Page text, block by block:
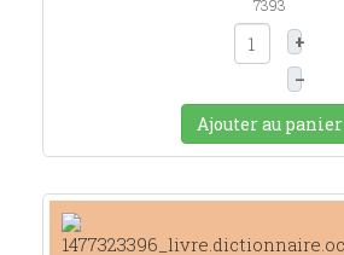
7393
+
–
Ajouter au panier